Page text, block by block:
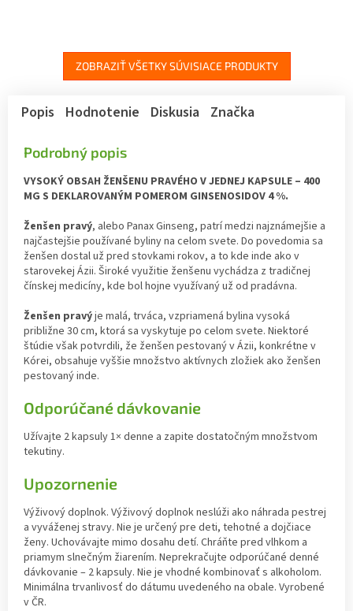
ZOBRAZIŤ VŠETKY SÚVISIACE PRODUKTY
Popis Hodnotenie Diskusia Značka
Podrobný popis
VYSOKÝ OBSAH ŽENŠENU PRAVÉHO V JEDNEJ KAPSULE – 400
MG S DEKLAROVANÝM POMEROM GINSENOSIDOV 4 %.
Ženšen pravý, alebo Panax Ginseng, patrí medzi najznámejšie a
najčastejšie používané byliny na celom svete. Do povedomia sa
ženšen dostal už pred stovkami rokov, a to kde inde ako v
starovekej Ázii. Široké využitie ženšenu vychádza z tradičnej
čínskej medicíny, kde bol hojne využívaný už od pradávna.
Ženšen pravýje malá, trváca, vzpriamená bylina vysoká
približne 30 cm, ktorá sa vyskytuje po celom svete. Niektoré
štúdie však potvrdili, že ženšen pestovaný v Ázii, konkrétne v
Kórei, obsahuje vyššie množstvo aktívnych zložiek ako ženšen
pestovaný inde.
Odporúčané dávkovanie
Užívajte 2 kapsuly 1× denne a zapite dostatočným množstvom
tekutiny.
Upozornenie
Výživový doplnok. Výživový doplnok neslúži ako náhrada pestrej
a vyváženej stravy. Nie je určený pre deti, tehotné a dojčiace
ženy. Uchovávajte mimo dosahu detí. Chráňte pred vlhkom a
priamym slnečným žiarením. Neprekračujte odporúčané denné
dávkovanie – 2 kapsuly. Nie je vhodné kombinovať s alkoholom.
Minimálna trvanlivosť do dátumu uvedeného na obale. Vyrobené
v ČR.